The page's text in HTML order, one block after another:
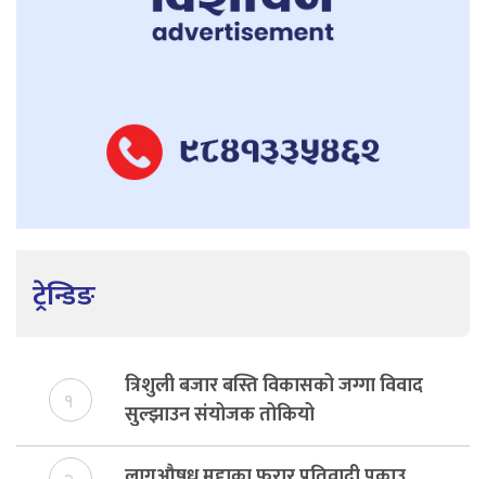
ट्रेन्डिङ
१
त्रिशुली बजार बस्ति विकासको जग्गा विवाद
सुल्झाउन संयोजक तोकियो